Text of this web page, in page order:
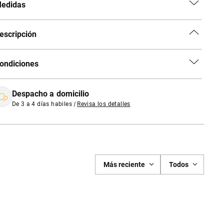
Despacho a domicilio
De 3 a 4 días habiles | Revisa los detalles
Más reciente Todos